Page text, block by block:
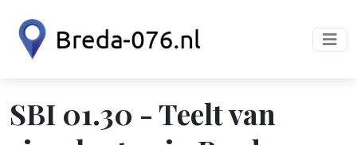
SBI 01.30 - Teelt van